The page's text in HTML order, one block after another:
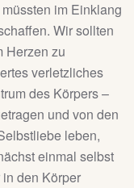
im Einklang
Wir sollten
Herzen zu
verletzliches
des Körpers –
und von den
leben,
einmal selbst
den Körper